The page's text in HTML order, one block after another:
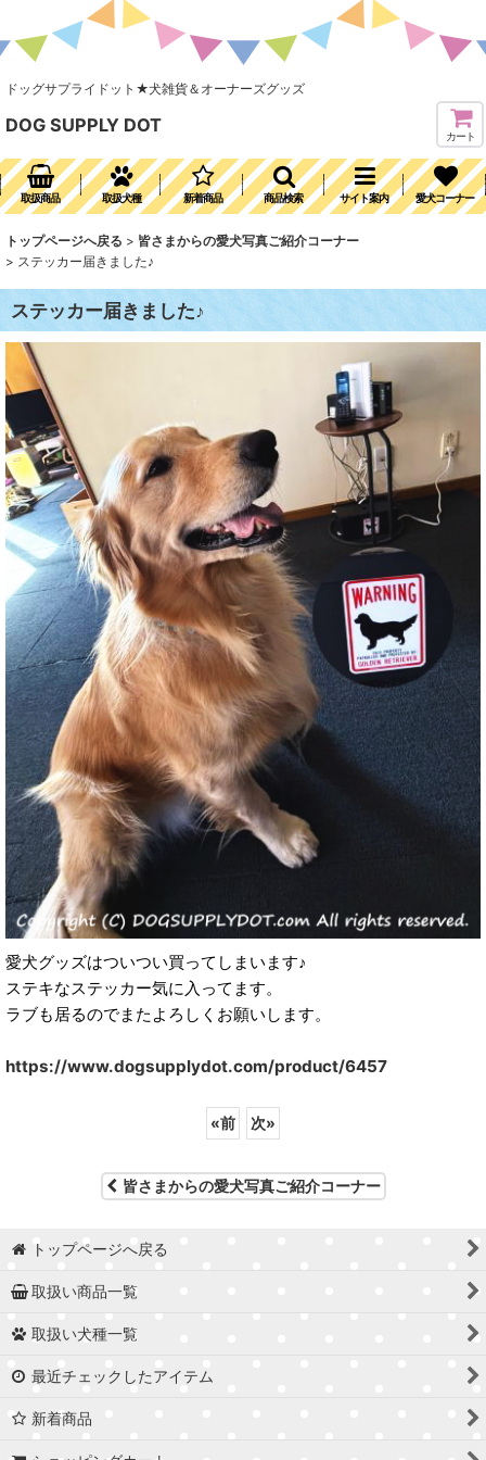
ドッグサプライドット★犬雑貨＆オーナーズグッズ
DOG SUPPLY DOT
カート
取扱商品 取扱犬種 新着商品 商品検索 サイト案内 愛犬コーナー
トップページへ戻る > 皆さまからの愛犬写真ご紹介コーナー
> ステッカー届きました♪
ステッカー届きました♪
愛犬グッズはついつい買ってしまいます♪
ステキなステッカー気に入ってます。
ラブも居るのでまたよろしくお願いします。
https://www.dogsupplydot.com/product/6457
«前 次»
皆さまからの愛犬写真ご紹介コーナー
トップページへ戻る
取扱い商品一覧
取扱い犬種一覧
最近チェックしたアイテム
新着商品